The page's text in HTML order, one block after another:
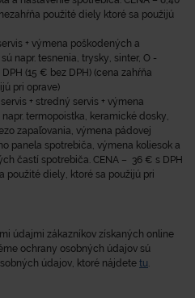
použité diely ktoré sa použijú
+ výmena poškodených a
napr. tesnenia, trysky, sinter, O -
(15 € bez DPH) (cena zahŕňa
pri oprave)
+ stredný servis + výmena
termopoistka, keramické dosky,
zapaľovania, výmena pádovej
panela spotrebiča, výmena koliesok a
častí spotrebiča. CENA – 36 € s DPH
použité diely, ktoré sa použijú pri
údajmi zákazníkov získaných online
ochrany osobných údajov sú
údajov, ktoré nájdete tu.